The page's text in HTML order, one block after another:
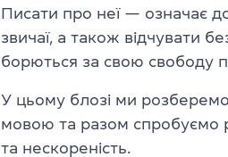
Писати про неї — означає
звичаї, а також відчувати
борються за свою свободу
У цьому блозі ми
мовою та разом спробуємо
та нескореність.